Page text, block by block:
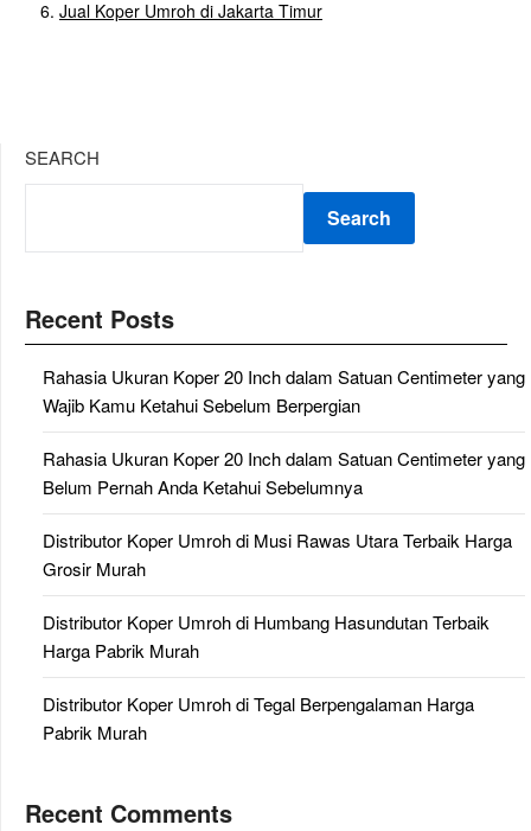
Jual Koper Umroh di Jakarta Timur
SEARCH
Search
Recent Posts
Rahasia Ukuran Koper 20 Inch dalam Satuan Centimeter yang
Wajib Kamu Ketahui Sebelum Berpergian
Rahasia Ukuran Koper 20 Inch dalam Satuan Centimeter yang
Belum Pernah Anda Ketahui Sebelumnya
Distributor Koper Umroh di Musi Rawas Utara Terbaik Harga
Grosir Murah
Distributor Koper Umroh di Humbang Hasundutan Terbaik
Harga Pabrik Murah
Distributor Koper Umroh di Tegal Berpengalaman Harga
Pabrik Murah
Recent Comments